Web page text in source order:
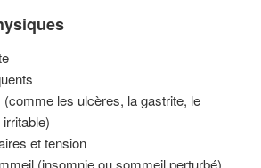
les ulcères, la gastrite, le
et tension
(insomnie ou sommeil perturbé)